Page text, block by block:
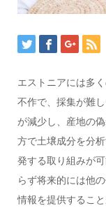
エストニアには多
不作で、採集が難
が減少し、産地の
方で土壌成分を分
発する取り組みが
らず将来的には他
情報を提供するこ